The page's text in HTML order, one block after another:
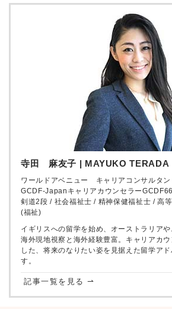
寺田 麻友子 | MAYUKO TERADA
ワールドアベニュー キャリアコンサルタン
GCDF-Japanキャリアカウンセラー
剣道2段 / 社会福祉士 / 精神保健福祉士 / 高
(福祉)
イギリスへの留学を始め、オーストラリア
海外現地視察と海外経験豊富。キャリアカ
した、将来のなりたい姿を見据えた留学ア
す。
記事一覧を見る ⇀